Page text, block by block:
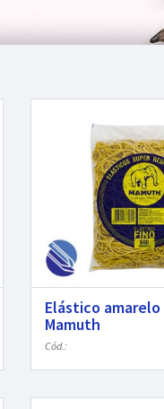
Elástico amarelo
Mamuth
Cód.: